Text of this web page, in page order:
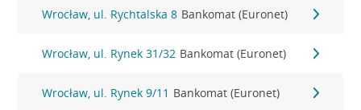
Wrocław, ul. Rychtalska 8 Bankomat (Euronet)
Wrocław, ul. Rynek 31/32 Bankomat (Euronet)
Wrocław, ul. Rynek 9/11 Bankomat (Euronet)